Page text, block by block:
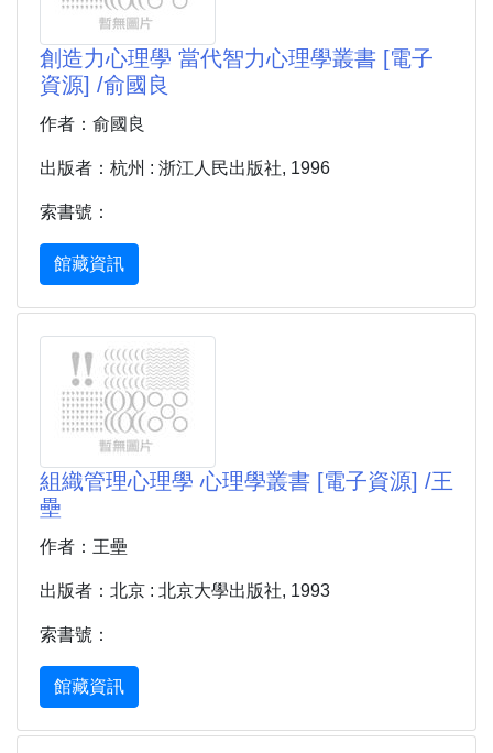
創造力心理學 當代智力心理學叢書 [電子
資源] /俞國良
作者：俞國良
出版者：杭州 : 浙江人民出版社, 1996
索書號：
館藏資訊
組織管理心理學 心理學叢書 [電子資源] /王
壘
作者：王壘
出版者：北京 : 北京大學出版社, 1993
索書號：
館藏資訊